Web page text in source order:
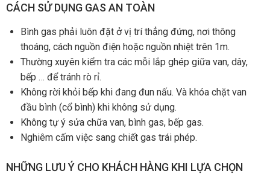
CÁCH SỬ DỤNG GAS AN TOÀN
Bình gas phải luôn đặt ở vị trí thẳng đứng, nơi thông
thoáng, cách nguồn điện hoặc nguồn nhiệt trên 1m.
Thường xuyên kiểm tra các mỗi lắp ghép giữa van, dây,
bếp … để tránh rò rỉ.
Không rời khỏi bếp khi đang đun nấu. Và khóa chặt van
đầu bình (cổ bình) khi không sử dụng.
Không tự ý sửa chữa van, bình gas, bếp gas.
Nghiêm cấm việc sang chiết gas trái phép.
NHỮNG LƯU Ý CHO KHÁCH HÀNG KHI LỰA CHỌN